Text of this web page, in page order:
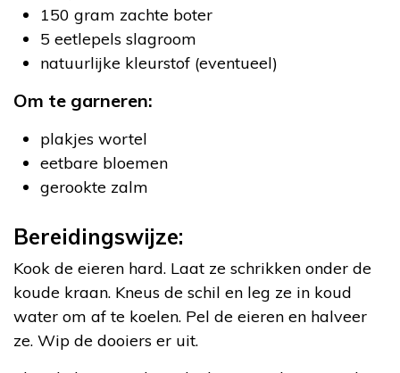
150 gram zachte boter
5 eetlepels slagroom
natuurlijke kleurstof (eventueel)
Om te garneren:
plakjes wortel
eetbare bloemen
gerookte zalm
Bereidingswijze:
Kook de eieren hard. Laat ze schrikken onder de
koude kraan. Kneus de schil en leg ze in koud
water om af te koelen. Pel de eieren en halveer
ze. Wip de dooiers er uit.